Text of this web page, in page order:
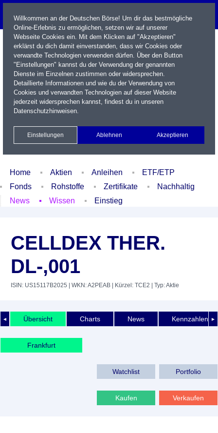
Name / WKN / ISIN / Kürzel
Xetra Realtime
Watchlist Portfolio Login
Home Aktien Anleihen
ETF/ETP
Fonds
Rohstoffe Zertifikate
Nachhaltig
News
Wissen Einstieg
CELLDEX THER.
DL-,001
ISIN: US15117B2025 | WKN: A2PEAB | Kürzel: TCE2 | Typ: Aktie
◄ ►
Übersicht Charts News Kennzahlen
Frankfurt
Watchlist Portfolio
Kaufen Verkaufen
Willkommen an der Deutschen Börse! Um dir das bestmögliche
Online-Erlebnis zu ermöglichen, setzen wir auf unserer
Webseite Cookies ein. Mit dem Klicken auf "Akzeptieren"
erklärst du dich damit einverstanden, dass wir Cookies oder
verwandte Technologien verwenden dürfen. Über den Button
"Einstellungen" kannst du der Verwendung der genannten
Dienste im Einzelnen zustimmen oder widersprechen.
Detaillierte Informationen und wie du der Verwendung von
Cookies und verwandten Technologien auf dieser Website
jederzeit widersprechen kannst, findest du in unseren
Datenschutzhinweisen.
Einstellungen Ablehnen Akzeptieren